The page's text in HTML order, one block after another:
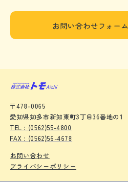
お問い合わせフォー
〒478-0065
愛知県知多市新知東町3丁目36番地の1
TEL : (0562)55-4800
FAX : (0562)56-4678
お問い合わせ
プライバシーポリシー